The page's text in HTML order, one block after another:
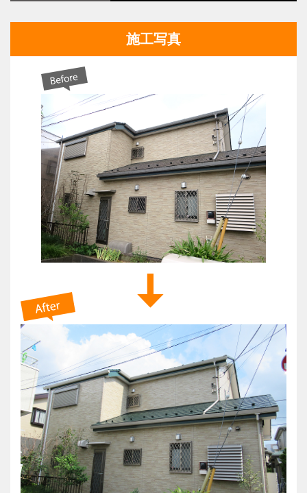
施工写真